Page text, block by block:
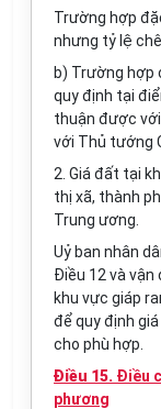
Trường hợp
nhưng tỷ lệ
b) Trường hợp
quy định tại
thuận được
với Thủ tướng
2. Giá đất tại
thị xã, thành
Trung ương.
Uỷ ban nhân
Điều 12 và
khu vực giáp
để quy định
cho phù hợp.
Điều 15. Điều
phương